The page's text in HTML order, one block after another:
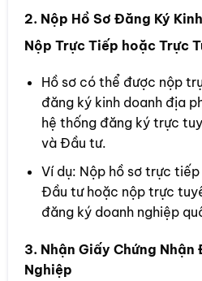
2. Nộp Hồ Sơ Đăng Ký
Nộp Trực Tiếp hoặc Trực
Hồ sơ có thể được nộp
đăng ký kinh doanh địa
hệ thống đăng ký trực
và Đầu tư.
Ví dụ: Nộp hồ sơ trực
Đầu tư hoặc nộp trực
đăng ký doanh nghiệp
3. Nhận Giấy Chứng Nhận
Nghiệp